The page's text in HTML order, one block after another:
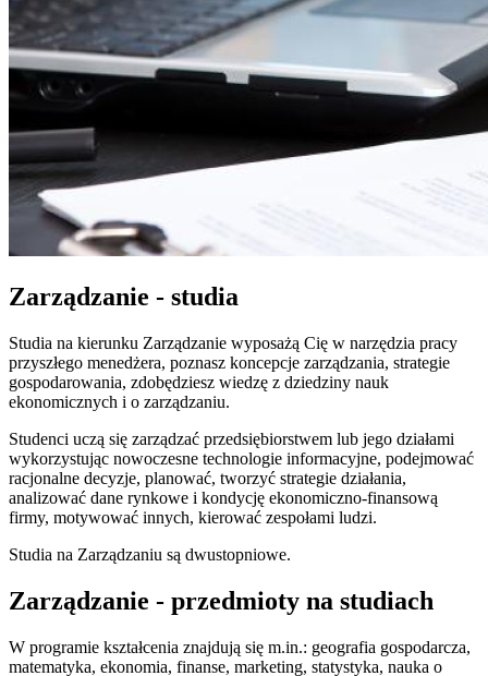
Zarządzanie - studia
Studia na kierunku Zarządzanie wyposażą Cię w narzędzia pracy
przyszłego menedżera, poznasz koncepcje zarządzania, strategie
gospodarowania, zdobędziesz wiedzę z dziedziny nauk
ekonomicznych i o zarządzaniu.
Studenci uczą się zarządzać przedsiębiorstwem lub jego działami
wykorzystując nowoczesne technologie informacyjne, podejmować
racjonalne decyzje, planować, tworzyć strategie działania,
analizować dane rynkowe i kondycję ekonomiczno-finansową
firmy, motywować innych, kierować zespołami ludzi.
Studia na Zarządzaniu są dwustopniowe.
Zarządzanie - przedmioty na studiach
W programie kształcenia znajdują się m.in.: geografia gospodarcza,
matematyka, ekonomia, finanse, marketing, statystyka, nauka o